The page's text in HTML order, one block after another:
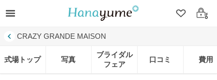
クリップ
ログ
CRAZY GRANDE MAISON
式場トップ 写真
ブライダル
フェア
口コミ 費用